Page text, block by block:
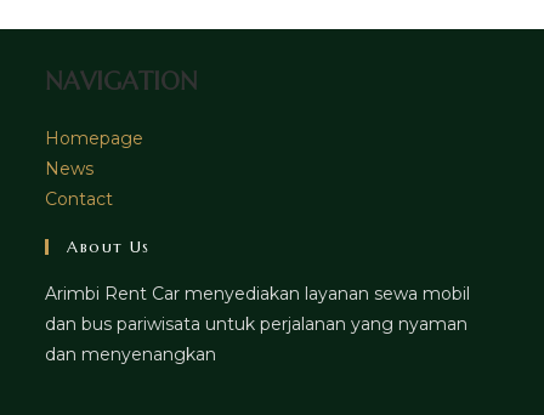
tab
NAVIGATION
Homepage
News
Contact
About Us
Arimbi Rent Car menyediakan layanan sewa mobil
dan bus pariwisata untuk perjalanan yang nyaman
dan menyenangkan